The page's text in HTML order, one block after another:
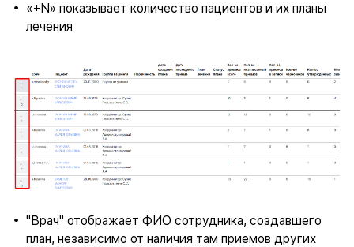
«+N» показывает количество пациентов и их планы
лечения
"Врач" отображает ФИО сотрудника, создавшего
план, независимо от наличия там приемов других